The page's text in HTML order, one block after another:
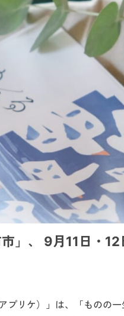
」、 9月11日・12
リケ）」は、「ものの